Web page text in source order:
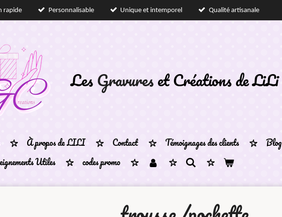
rapide Personnalisable Unique et intemporel Qualité artisanale
LesGravureset Créations deLiLi
À propos de LILI Contact Témoignages des clients
Blog
Utiles
codes promo